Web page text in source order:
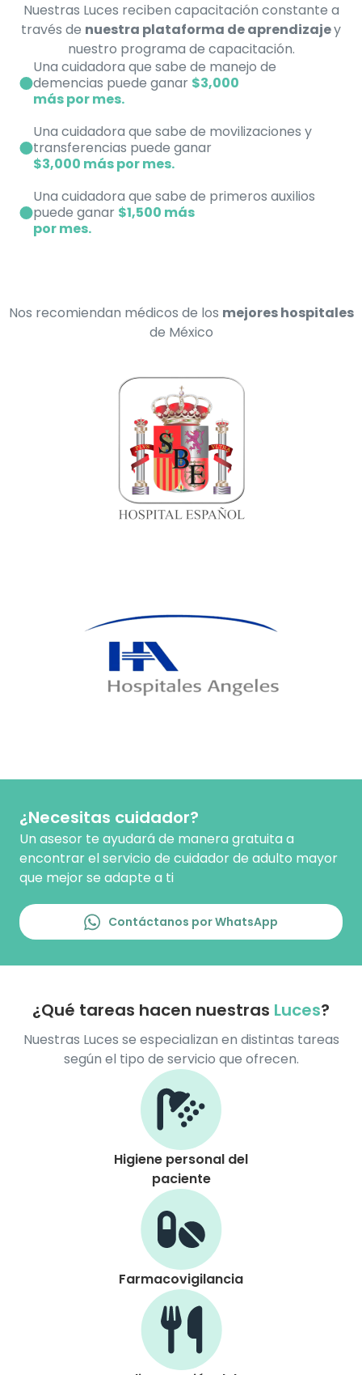
Nuestras Luces reciben capacitación constante a
través de nuestra plataforma de aprendizajey
nuestro programa de capacitación.
Una cuidadora que sabe de manejo de
demencias puede ganar $3,000
más por mes.
Una cuidadora que sabe de movilizaciones y
transferencias puede ganar
$3,000 más por mes.
Una cuidadora que sabe de primeros auxilios
puede ganar $1,500 más
por mes.
Nos recomiendan médicos de los mejores hospitales
de México
¿Necesitas cuidador?
Un asesor te ayudará de manera gratuita a
encontrar el servicio de cuidador de adulto mayor
que mejor se adapte a ti
Contáctanos por WhatsApp
¿Qué tareas hacen nuestras Luces?
Nuestras Luces se especializan en distintas tareas
según el tipo de servicio que ofrecen.
Higiene personal del
paciente
Farmacovigilancia